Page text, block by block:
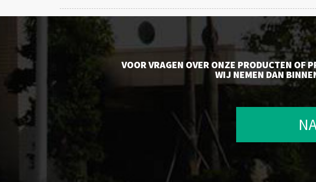
VOOR VRAGEN OVER ONZE PRODUCTEN OF
WIJ NEMEN DAN